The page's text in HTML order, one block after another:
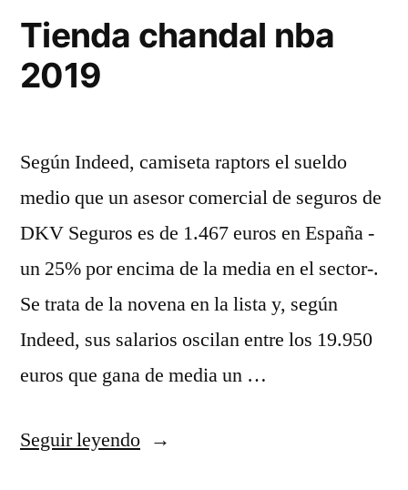
Tienda chandal nba
2019
Según Indeed, camiseta raptors el sueldo
medio que un asesor comercial de seguros de
DKV Seguros es de 1.467 euros en España -
un 25% por encima de la media en el sector-.
Se trata de la novena en la lista y, según
Indeed, sus salarios oscilan entre los 19.950
euros que gana de media un …
Seguir leyendo«Tienda